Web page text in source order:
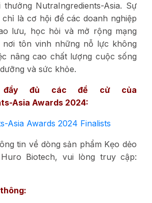
NutraIngredients-Asia. Sự
là cơ hội để các doanh nghiệp
lưu, học hỏi và mở rộng mạng
nơi tôn vinh những nỗ lực không
nâng cao chất lượng cuộc sống
và sức khỏe.
đầy đủ các đề cử của
Asia Awards 2024:
Asia Awards 2024 Finalists
tin về dòng sản phẩm Kẹo dẻo
Biotech, vui lòng truy cập: